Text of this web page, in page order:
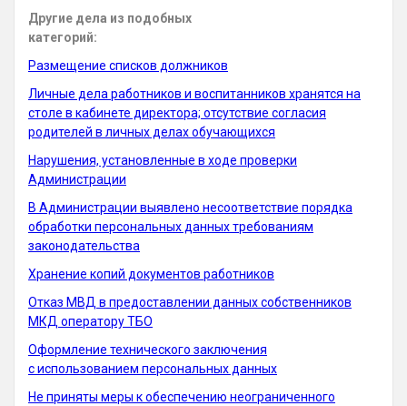
Другие дела из подобных
категорий:
Размещение списков должников
Личные дела работников и воспитанников хранятся на
столе в кабинете директора; отсутствие согласия
родителей в личных делах обучающихся
Нарушения, установленные в ходе проверки
Администрации
В Администрации выявлено несоответствие порядка
обработки персональных данных требованиям
законодательства
Хранение копий документов работников
Отказ МВД в предоставлении данных собственников
МКД оператору ТБО
Оформление технического заключения
с использованием персональных данных
Не приняты меры к обеспечению неограниченного